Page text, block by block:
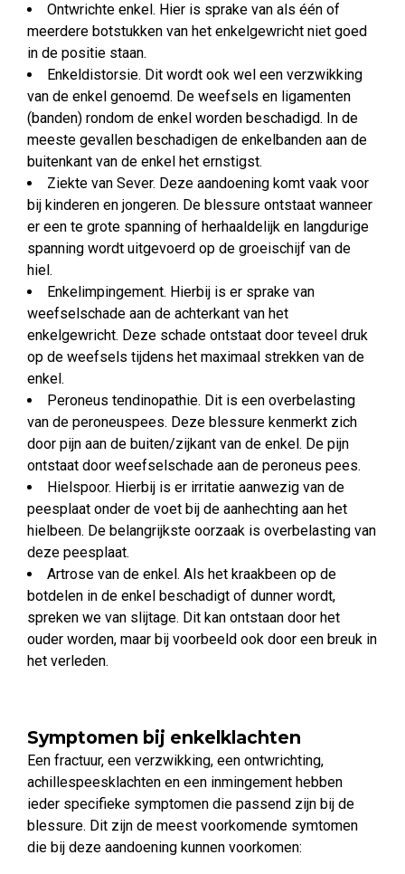
Ontwrichte enkel. Hier is sprake van als één of
meerdere botstukken van het enkelgewricht niet goed
in de positie staan.
Enkeldistorsie. Dit wordt ook wel een verzwikking
van de enkel genoemd. De weefsels en ligamenten
(banden) rondom de enkel worden beschadigd. In de
meeste gevallen beschadigen de enkelbanden aan de
buitenkant van de enkel het ernstigst.
Ziekte van Sever. Deze aandoening komt vaak voor
bij kinderen en jongeren. De blessure ontstaat wanneer
er een te grote spanning of herhaaldelijk en langdurige
spanning wordt uitgevoerd op de groeischijf van de
hiel.
Enkelimpingement. Hierbij is er sprake van
weefselschade aan de achterkant van het
enkelgewricht. Deze schade ontstaat door teveel druk
op de weefsels tijdens het maximaal strekken van de
enkel.
Peroneus tendinopathie. Dit is een overbelasting
van de peroneuspees. Deze blessure kenmerkt zich
door pijn aan de buiten/zijkant van de enkel. De pijn
ontstaat door weefselschade aan de peroneus pees.
Hielspoor. Hierbij is er irritatie aanwezig van de
peesplaat onder de voet bij de aanhechting aan het
hielbeen. De belangrijkste oorzaak is overbelasting van
deze peesplaat.
Artrose van de enkel. Als het kraakbeen op de
botdelen in de enkel beschadigt of dunner wordt,
spreken we van slijtage. Dit kan ontstaan door het
ouder worden, maar bij voorbeeld ook door een breuk in
het verleden.
Symptomen bij enkelklachten
Een fractuur, een verzwikking, een ontwrichting,
achillespeesklachten en een inmingement hebben
ieder specifieke symptomen die passend zijn bij de
blessure. Dit zijn de meest voorkomende symtomen
die bij deze aandoening kunnen voorkomen: